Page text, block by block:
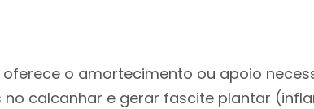
o amortecimento ou apoio
calcanhar e gerar fascite plantar